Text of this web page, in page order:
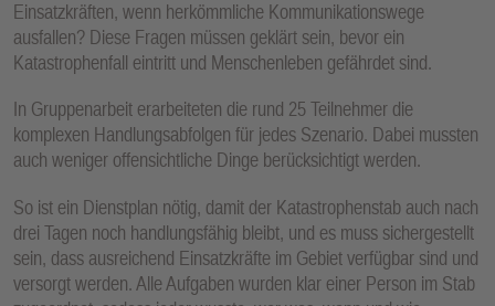
Einsatzkräften, wenn herkömmliche Kommunikationswege
ausfallen? Diese Fragen müssen geklärt sein, bevor ein
Katastrophenfall eintritt und Menschenleben gefährdet sind.
In Gruppenarbeit erarbeiteten die rund 25 Teilnehmer die
komplexen Handlungsabfolgen für jedes Szenario. Dabei mussten
auch weniger offensichtliche Dinge berücksichtigt werden.
So ist ein Dienstplan nötig, damit der Katastrophenstab auch nach
drei Tagen noch handlungsfähig bleibt, und es muss sichergestellt
sein, dass ausreichend Einsatzkräfte im Gebiet verfügbar sind und
versorgt werden. Alle Aufgaben wurden klar einer Person im Stab